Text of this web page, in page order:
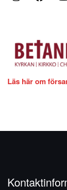
Läs här om